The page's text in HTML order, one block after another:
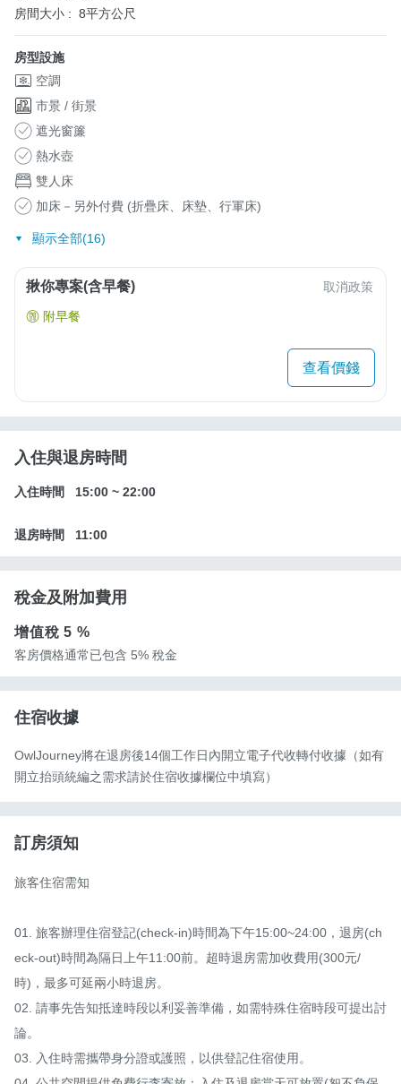
房間大小 : 8平方公尺
房型設施
空調
市景 / 街景
遮光窗簾
熱水壺
雙人床
加床－另外付費 (折疊床、床墊、行軍床)
顯示全部(16)
揪你專案(含早餐) 取消政策
附早餐
查看價錢
入住與退房時間
入住時間 15:00 ~ 22:00
退房時間 11:00
稅金及附加費用
增值稅5 %
客房價格通常已包含 5% 稅金
住宿收據
OwlJourney將在退房後14個工作日內開立電子代收轉付收據（如有
開立抬頭統編之需求請於住宿收據欄位中填寫）
訂房須知
旅客住宿需知
01. 旅客辦理住宿登記(check-in)時間為下午15:00~24:00，退房(ch
eck-out)時間為隔日上午11:00前。超時退房需加收費用(300元/
時)，最多可延兩小時退房。
02. 請事先告知抵達時段以利妥善準備，如需特殊住宿時段可提出討
論。
03. 入住時需攜帶身分證或護照，以供登記住宿使用。